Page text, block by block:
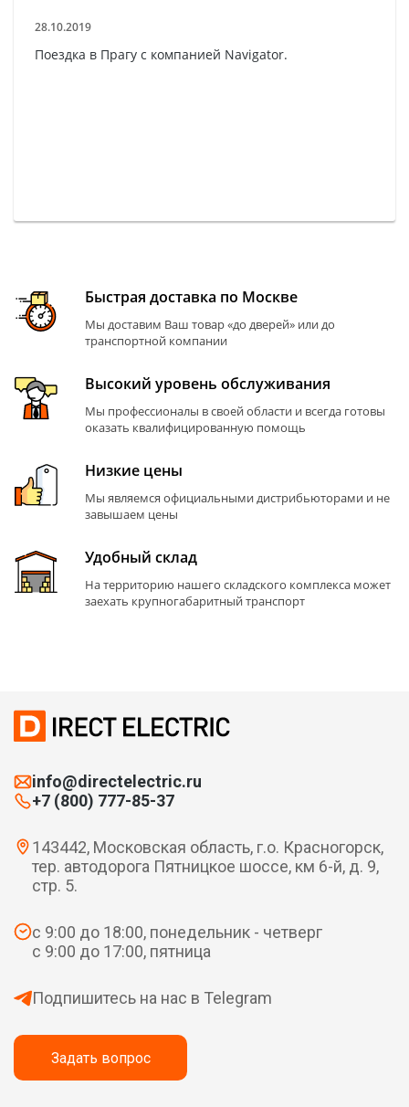
28.10.2019
Поездка в Прагу с компанией Navigator.
Быстрая доставка по Москве
Мы доставим Ваш товар «до дверей» или до
транспортной компании
Высокий уровень обслуживания
Мы профессионалы в своей области и всегда готовы
оказать квалифицированную помощь
Низкие цены
Мы являемся официальными дистрибьюторами и не
завышаем цены
Удобный склад
На территорию нашего складского комплекса может
заехать крупногабаритный транспорт
info@directelectric.ru
+7 (800) 777-85-37
143442, Московская область, г.о. Красногорск,
тер. автодорога Пятницкое шоссе, км 6-й, д. 9,
стр. 5.
с 9:00 до 18:00, понедельник - четверг
с 9:00 до 17:00, пятница
Подпишитесь на нас в Telegram
Задать вопрос